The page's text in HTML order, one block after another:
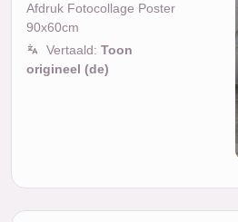
Afdruk Fotocollage Poster
90x60cm
Vertaald: Toon
origineel (de)